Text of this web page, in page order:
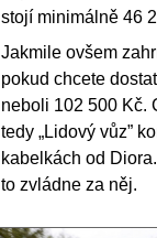
stojí minimálně 46
Jakmile ovšem
pokud chcete
neboli 102 500 Kč.
tedy „Lidový vůz”
kabelkách od
to zvládne za něj.